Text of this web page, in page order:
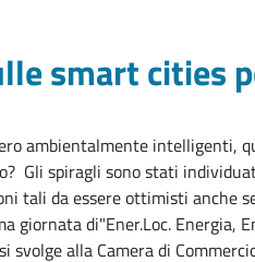
smart cities
ambientalmente intelligenti,
Gli spiragli sono stati
tali da essere ottimisti anche
giornata di"Ener.Loc. Energia,
svolge alla Camera di